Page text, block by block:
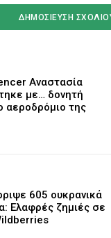
Αναστασία
με… δονητή
αεροδρόμιο της
605 ουκρανικά
Ελαφρές ζημιές σε